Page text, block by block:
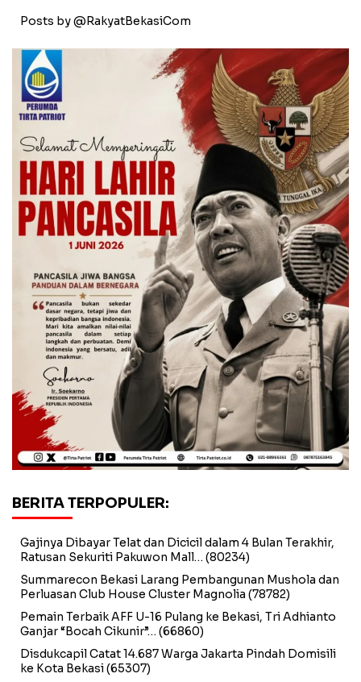
Posts by @RakyatBekasiCom
BERITA TERPOPULER:
Gajinya Dibayar Telat dan Dicicil dalam 4 Bulan Terakhir,
Ratusan Sekuriti Pakuwon Mall… (80234)
Summarecon Bekasi Larang Pembangunan Mushola dan
Perluasan Club House Cluster Magnolia (78782)
Pemain Terbaik AFF U-16 Pulang ke Bekasi, Tri Adhianto
Ganjar “Bocah Cikunir”… (66860)
Disdukcapil Catat 14.687 Warga Jakarta Pindah Domisili
ke Kota Bekasi(65307)